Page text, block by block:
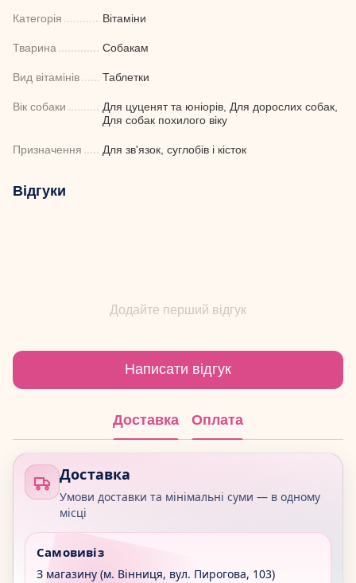
Категорія Вітаміни
Тварина Собакам
Вид вітамінів Таблетки
Вік собаки
Для цуценят та юніорів, Для дорослих собак,
Для собак похилого віку
Призначення Для зв'язок, суглобів і кісток
Відгуки
Додайте перший відгук
Написати відгук
Доставка Оплата
Доставка
Умови доставки та мінімальні суми — в одному
місці
Самовивіз
З магазину (м. Вінниця, вул. Пирогова, 103)